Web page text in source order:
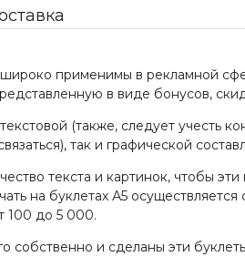
широко применимы в рекламной
в виде бонусов,
(также, следует учесть
так и графической
текста и картинок, чтобы
на буклетах А5
100 до 5 000.
собственно и сделаны эти